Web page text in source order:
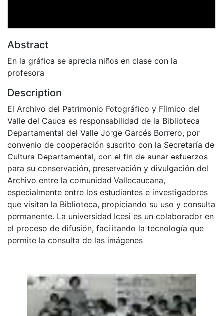
Abstract
En la gráfica se aprecia niños en clase con la
profesora
Description
El Archivo del Patrimonio Fotográfico y Fílmico del
Valle del Cauca es responsabilidad de la Biblioteca
Departamental del Valle Jorge Garcés Borrero, por
convenio de cooperación suscrito con la Secretaría de
Cultura Departamental, con el fin de aunar esfuerzos
para su conservación, preservación y divulgación del
Archivo entre la comunidad Vallecaucana,
especialmente entre los estudiantes e investigadores
que visitan la Biblioteca, propiciando su uso y consulta
permanente. La universidad Icesi es un colaborador en
el proceso de difusión, facilitando la tecnología que
permite la consulta de las imágenes